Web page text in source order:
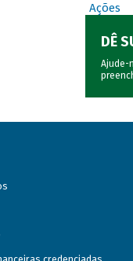
Ações
DÊ
Ajude-